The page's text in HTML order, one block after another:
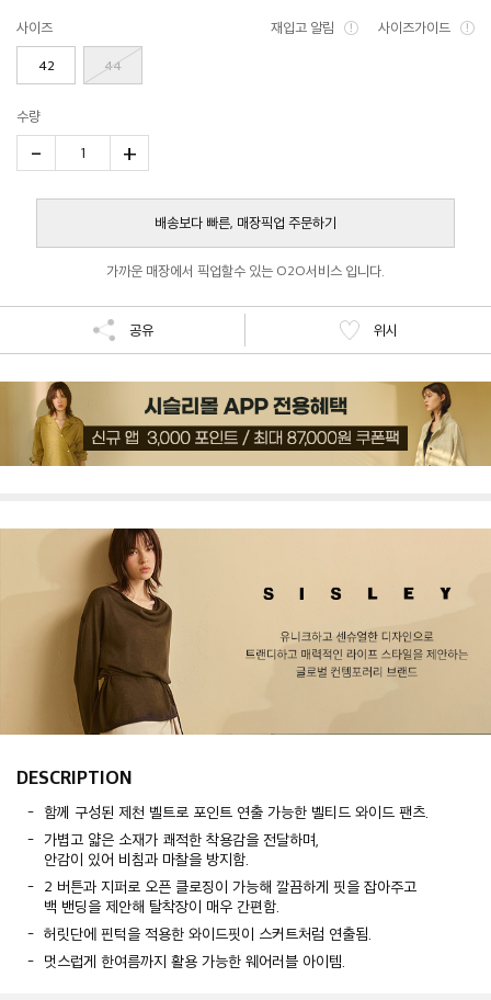
사이즈 재입고 알림 사이즈가이드
42 44
수량
- 1 +
배송보다 빠른, 매장픽업 주문하기
가까운 매장에서 픽업할수 있는 O2O서비스 입니다.
공유 위시
DESCRIPTION
함께 구성된 제천 벨트로 포인트 연출 가능한 벨티드 와이드 팬츠.
가볍고 얇은 소재가 쾌적한 착용감을 전달하며,
안감이 있어 비침과 마찰을 방지함.
2 버튼과 지퍼로 오픈 클로징이 가능해 깔끔하게 핏을 잡아주고
백 밴딩을 제안해 탈착장이 매우 간편함.
허릿단에 핀턱을 적용한 와이드핏이 스커트처럼 연출됨.
멋스럽게 한여름까지 활용 가능한 웨어러블 아이템.